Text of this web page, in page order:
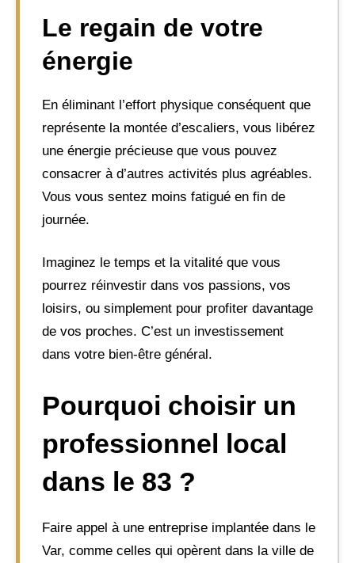
Le regain de votre
énergie
En éliminant l’effort physique conséquent que
représente la montée d’escaliers, vous libérez
une énergie précieuse que vous pouvez
consacrer à d’autres activités plus agréables.
Vous vous sentez moins fatigué en fin de
journée.
Imaginez le temps et la vitalité que vous
pourrez réinvestir dans vos passions, vos
loisirs, ou simplement pour profiter davantage
de vos proches. C’est un investissement
dans votre bien-être général.
Pourquoi choisir un
professionnel local
dans le 83 ?
Faire appel à une entreprise implantée dans le
Var, comme celles qui opèrent dans la ville de